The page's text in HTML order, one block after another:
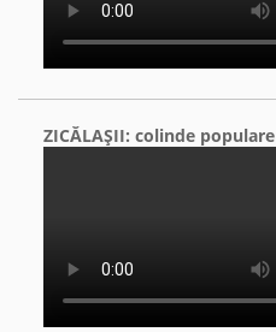
ZICĂLAŞII: colinde populare